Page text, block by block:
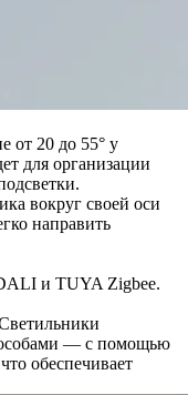
от 20 до 55° у
для организации
вокруг своей оси
направить
и TUYA Zigbee.
— с помощью
обеспечивает